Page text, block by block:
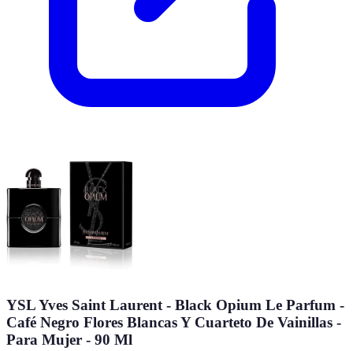
YSL Yves Saint Laurent - Black Opium Le Parfum -
Café Negro Flores Blancas Y Cuarteto De Vainillas -
Para Mujer - 90 Ml